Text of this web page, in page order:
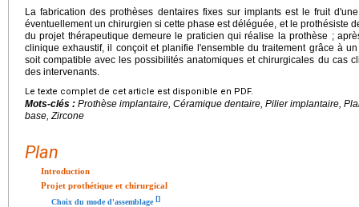
La fabrication des prothèses dentaires fixes sur implants est le fruit
éventuellement un chirurgien si cette phase est déléguée, et le prothésiste
du projet thérapeutique demeure le praticien qui réalise la prothèse ;
clinique exhaustif, il conçoit et planifie l'ensemble du traitement grâce à
soit compatible avec les possibilités anatomiques et chirurgicales du cas
des intervenants.
Le texte complet de cet article est disponible en PDF.
Mots-clés : Prothèse implantaire, Céramique dentaire, Pilier implantaire,
base, Zircone
Plan
Introduction
Projet prothétique et chirurgical
Choix du mode d'assemblage[]